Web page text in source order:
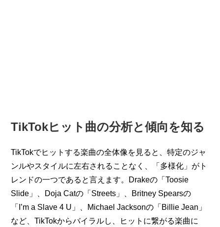
TikTokヒット曲の分析と傾向を知る
TikTokでヒットする楽曲の全体像を見ると、特定のジャ
ンルやスタイルに左右されることなく、「多様化」がト
レンドの一つであると言えます。Drakeの「Toosie
Slide」、Doja Catの「Streets」、Britney Spearsの
「I’m a Slave 4 U」、Michael Jacksonの「Billie Jean」
など、TikTokからバイラルし、ヒットに繋がる楽曲に